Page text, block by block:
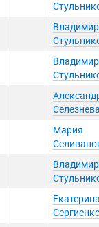
Владимир
Владимир
Мария
Владимир